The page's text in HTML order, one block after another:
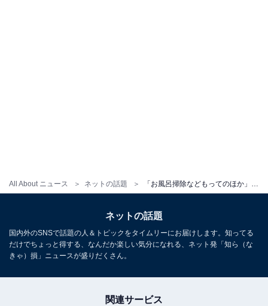
All About ニュース ネットの話題
ネットの話題
国内外のSNSで話題の人＆トピックをタイムリーにお届けします。知ってる
だけでちょっと得する、なんだか楽しい気分になれる、ネット発「知ら（な
きゃ）損」ニュースが盛りだくさん。
関連サービス